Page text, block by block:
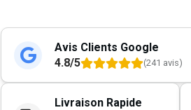
Avis Clients Google
4.8/5
(241 avis)
Livraison Rapide